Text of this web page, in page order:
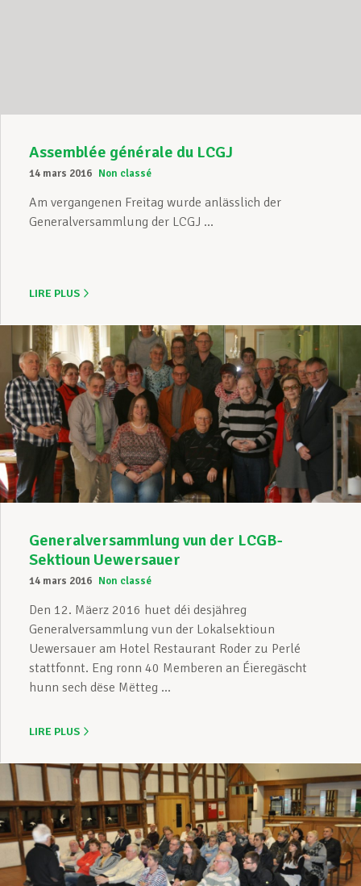
Assemblée générale du LCGJ
14 mars 2016 Non classé
Am vergangenen Freitag wurde anlässlich der
Generalversammlung der LCGJ ...
LIRE PLUS
Generalversammlung vun der LCGB-
Sektioun Uewersauer
14 mars 2016 Non classé
Den 12. Mäerz 2016 huet déi desjähreg
Generalversammlung vun der Lokalsektioun
Uewersauer am Hotel Restaurant Roder zu Perlé
stattfonnt. Eng ronn 40 Memberen an Éieregäscht
hunn sech dëse Mëtteg ...
LIRE PLUS